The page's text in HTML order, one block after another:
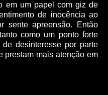
em um papel com giz de
de inocência ao
sente apreensão. Então
como um ponto forte
desinteresse por parte
prestam mais atenção em